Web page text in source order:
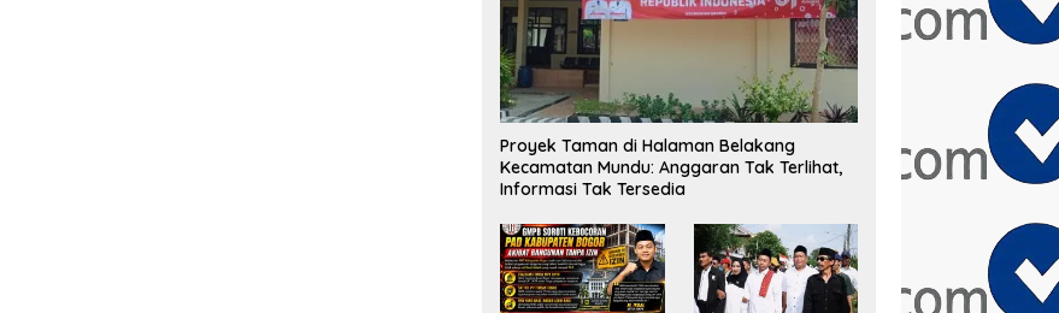
Proyek Taman di Halaman Belakang
Kecamatan Mundu: Anggaran Tak Terlihat,
Informasi Tak Tersedia